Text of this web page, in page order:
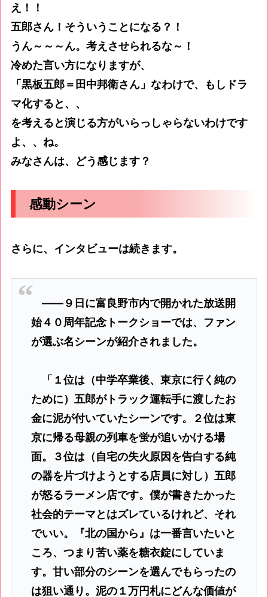
え！！
五郎さん！そういうことになる？！
うん～～～ん。考えさせられるな～！
冷めた言い方になりますが、
「黒板五郎＝田中邦衛さん」なわけで、もしドラ
マ化すると、、
を考えると演じる方がいらっしゃらないわけです
よ、、ね。
みなさんは、どう感じます？
感動シーン
さらに、インタビューは続きます。
――９日に富良野市内で開かれた放送開
始４０周年記念トークショーでは、ファン
が選ぶ名シーンが紹介されました。
「１位は（中学卒業後、東京に行く純の
ために）五郎がトラック運転手に渡したお
金に泥が付いていたシーンです。２位は東
京に帰る母親の列車を蛍が追いかける場
面。３位は（自宅の失火原因を告白する純
の器を片づけようとする店員に対し）五郎
が怒るラーメン店です。僕が書きたかった
社会的テーマとはズレているけれど、それ
でいい。『北の国から』は一番言いたいと
ころ、つまり苦い薬を糖衣錠にしていま
す。甘い部分のシーンを選んでもらったの
は狙い通り。泥の１万円札にどんな価値が